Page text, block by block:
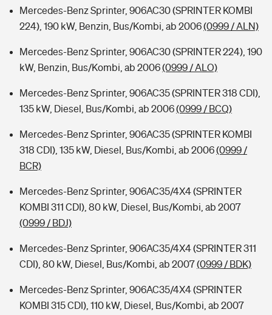
Mercedes-Benz Sprinter, 906AC30 (SPRINTER KOMBI
224), 190 kW, Benzin, Bus/Kombi, ab 2006(0999 / ALN)
Mercedes-Benz Sprinter, 906AC30 (SPRINTER 224), 190
kW, Benzin, Bus/Kombi, ab 2006(0999 / ALO)
Mercedes-Benz Sprinter, 906AC35 (SPRINTER 318 CDI),
135 kW, Diesel, Bus/Kombi, ab 2006(0999 / BCQ)
Mercedes-Benz Sprinter, 906AC35 (SPRINTER KOMBI
318 CDI), 135 kW, Diesel, Bus/Kombi, ab 2006(0999 /
BCR)
Mercedes-Benz Sprinter, 906AC35/4X4 (SPRINTER
KOMBI 311 CDI), 80 kW, Diesel, Bus/Kombi, ab 2007
(0999 / BDJ)
Mercedes-Benz Sprinter, 906AC35/4X4 (SPRINTER 311
CDI), 80 kW, Diesel, Bus/Kombi, ab 2007(0999 / BDK)
Mercedes-Benz Sprinter, 906AC35/4X4 (SPRINTER
KOMBI 315 CDI), 110 kW, Diesel, Bus/Kombi, ab 2007